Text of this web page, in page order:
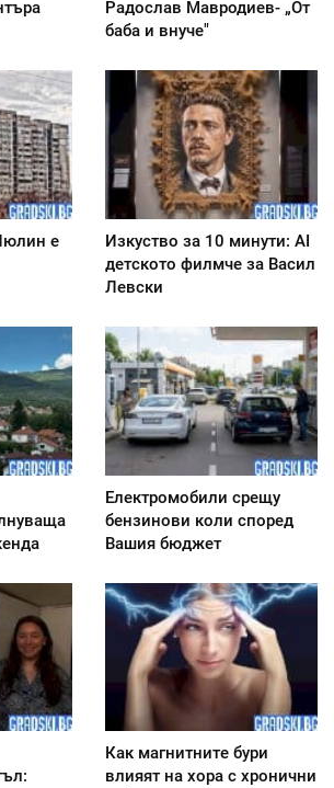
Радослав Мавродиев- „От
баба и внуче"
е
Изкуство за 10 минути: AI
детското филмче за Васил
Левски
Електромобили срещу
бензинови коли според
Вашия бюджет
Как магнитните бури
влияят на хора с хронични